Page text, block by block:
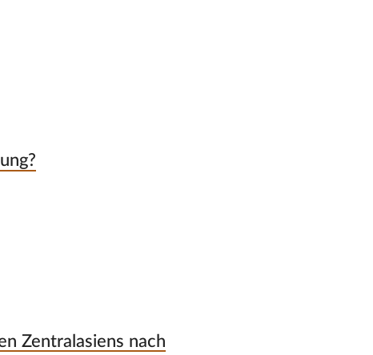
Zentralasiens nach